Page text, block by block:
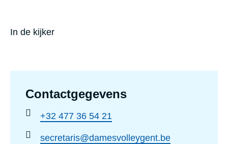
l
b
a
In de kijker
Contactgegevens
Telefoonnummer
+32 477 36 54 21
Email
secretaris@damesvolleygent.be